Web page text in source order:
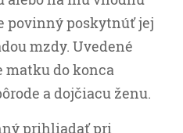
povinný poskytnúť jej
mzdy. Uvedené
matku do konca
a dojčiacu ženu.
prihliadať pri